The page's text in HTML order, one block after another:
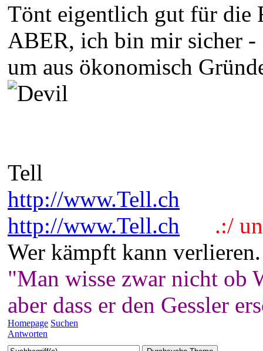
Tönt eigentlich gut für die
ABER, ich bin mir sicher -
um aus ökonomisch
Tell
http://www.Tell.ch
http://www.Tell.ch
.:/
Wer kämpft kann
"Man wisse zwar nicht ob
aber dass er den Gessler
Homepage Suchen
Antworten